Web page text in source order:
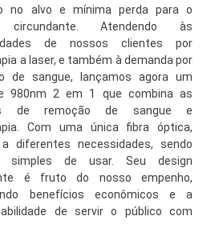
no alvo e mínima perda para o
circundante. Atendendo às
de nossos clientes por
a laser, e também à demanda por
de sangue, lançamos agora um
980nm 2 em 1 que combina as
de remoção de sangue e
Com uma única fibra óptica,
diferentes necessidades, sendo
de usar. Seu design
é fruto do nosso empenho,
benefícios econômicos e a
de servir o público com